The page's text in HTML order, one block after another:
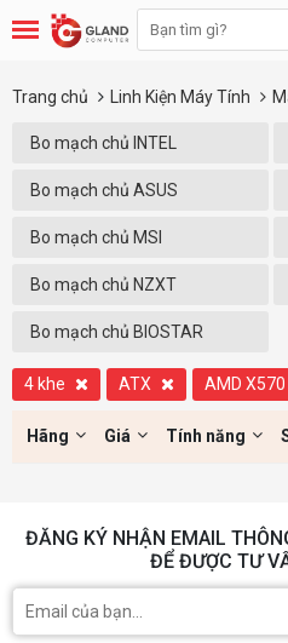
Trang chủ Linh Kiện Máy Tính
Bo mạch chủ INTEL
Bo mạch chủ ASUS
Bo mạch chủ MSI
Bo mạch chủ NZXT
Bo mạch chủ BIOSTAR
4 khe ATX AMD X570
Hãng Giá Tính năng
ĐĂNG KÝ NHẬN EMAIL
ĐỂ ĐƯỢC TƯ